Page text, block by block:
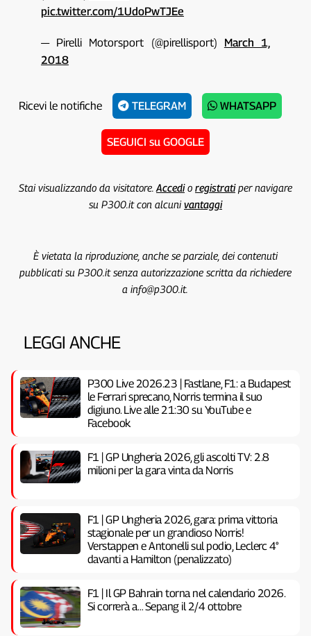
pic.twitter.com/1UdoPwTJEe
— Pirelli Motorsport (@pirellisport) March 1,
2018
Ricevi le notifiche TELEGRAM WHATSAPP
SEGUICI su GOOGLE
Stai visualizzando da visitatore. Accedio registratiper navigare
su P300.it con alcunivantaggi
È vietata la riproduzione, anche se parziale, dei contenuti
pubblicati su P300.it senza autorizzazione scritta da richiedere
a info@p300.it.
LEGGI ANCHE
P300 Live 2026.23 | Fastlane, F1: a Budapest
le Ferrari sprecano, Norris termina il suo
digiuno. Live alle 21:30 su YouTube e
Facebook
F1 | GP Ungheria 2026, gli ascolti TV: 2.8
milioni per la gara vinta da Norris
F1 | GP Ungheria 2026, gara: prima vittoria
stagionale per un grandioso Norris!
Verstappen e Antonelli sul podio, Leclerc 4°
davanti a Hamilton (penalizzato)
F1 | Il GP Bahrain torna nel calendario 2026.
Si correrà a… Sepang il 2/4 ottobre